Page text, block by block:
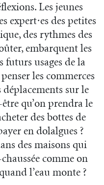
Les jeunes
expert·es des petites
des rythmes des
embarquent les
usages de la
les commerces
déplacements sur le
qu’on prendra le
des bottes de
en dolalgues ?
des maisons qui
comme on
l’eau monte ?